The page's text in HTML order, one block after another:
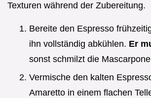
Texturen während der Zubereitung.
Bereite den Espresso
ihn vollständig abkühlen. Er
sonst schmilzt die
Vermische den kalten
Amaretto in einem flachen